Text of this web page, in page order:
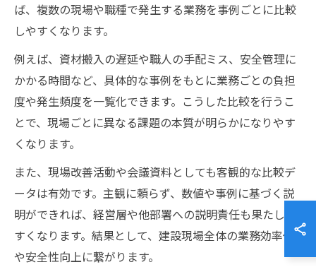
ば、複数の現場や職種で発生する業務を事例ごとに比較
しやすくなります。
例えば、資材搬入の遅延や職人の手配ミス、安全管理に
かかる時間など、具体的な事例をもとに業務ごとの負担
度や発生頻度を一覧化できます。こうした比較を行うこ
とで、現場ごとに異なる課題の本質が明らかになりやす
くなります。
また、現場改善活動や会議資料としても客観的な比較デ
ータは有効です。主観に頼らず、数値や事例に基づく説
明ができれば、経営層や他部署への説明責任も果たしや
すくなります。結果として、建設現場全体の業務効率化
や安全性向上に繋がります。